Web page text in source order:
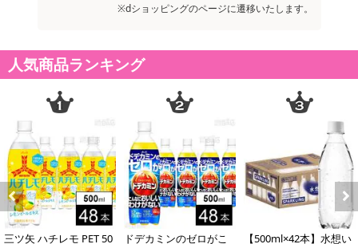
商品到着時点でのお日持ち期間は、配送日数などにより異なります
【キャンセルについて】
※お申込み後のキャンセルはお受けできません。
記載されている内容を必ずご確認いただき、お届けする商品セット
にご納得いただきましたうえでお申し込みください。
※パッケージ変更や商品リニューアル（成分など含む）等により、
参考の掲載画像や画像内のバーコードなど、お届け商品と多少異な
る場合がございます。
また、[新たな加工食品の原料原産地表示制度]の経過措置期間の終
了により、商品詳細内に記載の原産国・原材料の表記が旧表記の場
合がございます。
※dショッピングのページに遷移いたします。
人気商品ランキング
Previous
三ツ矢 ハチレモ PET 50
ドデカミンのゼロがこ
【500ml×42本】水想い
Next